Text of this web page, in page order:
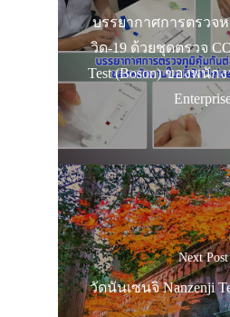
บรรยากาศการตรวจ
วิด-19 ด้วยชุดตรวจ
Test (Boson) ของพนัก
Next Post
วัดนันเซนจิ Nanzenji